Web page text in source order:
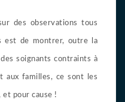
des observations tous
est de montrer, outre la
soignants contraints à
aux familles, ce sont les
et pour cause !